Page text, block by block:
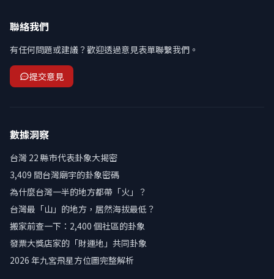
聯絡我們
有任何問題或建議？歡迎透過意見表單聯繫我們。
提交意見
數據洞察
台灣 22 縣市代表卦象大揭密
3,409 間台灣廟宇的卦象密碼
為什麼台灣一半的地方都帶「火」？
台灣最「山」的地方，居然海拔最低？
搬家前查一下：2,400 個社區的卦象
發票大獎店家的「財運地」共同卦象
2026 年九宮飛星方位圖完整解析